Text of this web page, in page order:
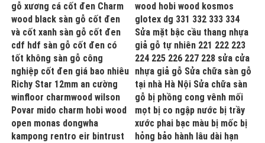
gỗ xương cá cốt đen Charm
wood black sàn gỗ cốt đen
và cốt xanh sàn gỗ cốt đen
cdf hdf sàn gỗ cốt đen có
tốt không sàn gỗ công
nghiệp cốt đen giá bao nhiêu
Richy Star 12mm an cường
winfloor charmwood wilson
Povar mido charm hobi wood
open monas dongwha
kampong rentro eir bintrust
wood hobi wood kosmos
glotex dg 331 332 333 334
Sửa mặt bậc cầu thang nhựa
giả gỗ tự nhiên 221 222 223
224 225 226 227 228 sửa cửa
nhựa giả gỗ Sửa chữa sàn gỗ
tại nhà Hà Nội Sửa chữa sàn
gỗ bị phồng cong vênh mối
mọt bị co ngập nước bị trầy
xước phai bạc màu bị mốc bị
hỏng bảo hành lâu dài hạn